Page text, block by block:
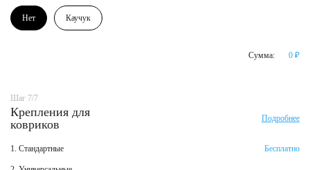
Нет Каучук
Сумма: 0 ₽
Шаг 7/7
Крепления для
ковриков
Подробнее
1. Стандартные Бесплатно